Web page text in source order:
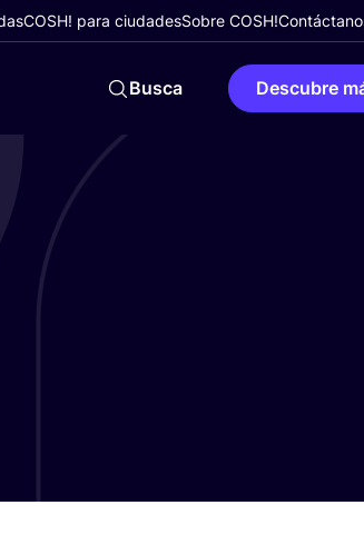
COSH! para ciudadesSobre COSH!
Busca Descubre